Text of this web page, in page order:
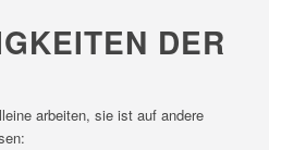
DER
arbeiten, sie ist auf andere